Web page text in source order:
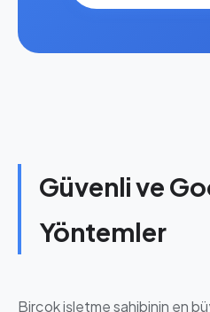
Güvenli ve
Yöntemler
Birçok işletme sahibinin en